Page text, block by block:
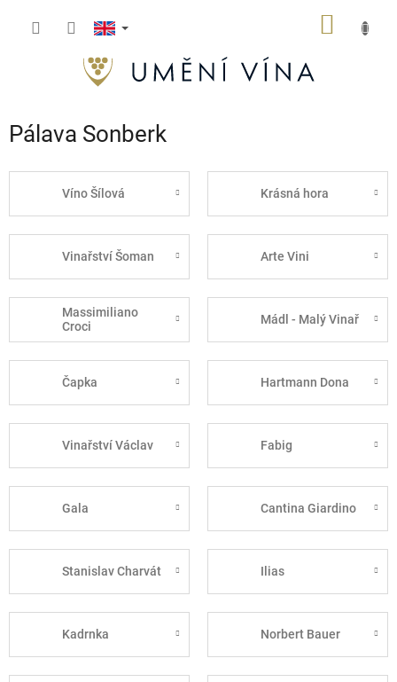
Pálava Sonberk
Víno Šílová Krásná hora
Vinařství Šoman Arte Vini
Massimiliano
Croci
Mádl - Malý Vinař
Čapka Hartmann Dona
Vinařství Václav Fabig
Gala Cantina Giardino
Stanislav Charvát Ilias
Kadrnka Norbert Bauer